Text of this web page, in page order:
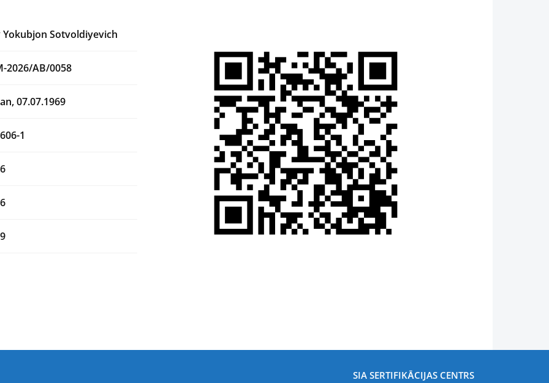
Sotvoldiyevich
2026/AB/0058
07.07.1969
1
SIA SERTIFIKĀCIJAS CENTRS